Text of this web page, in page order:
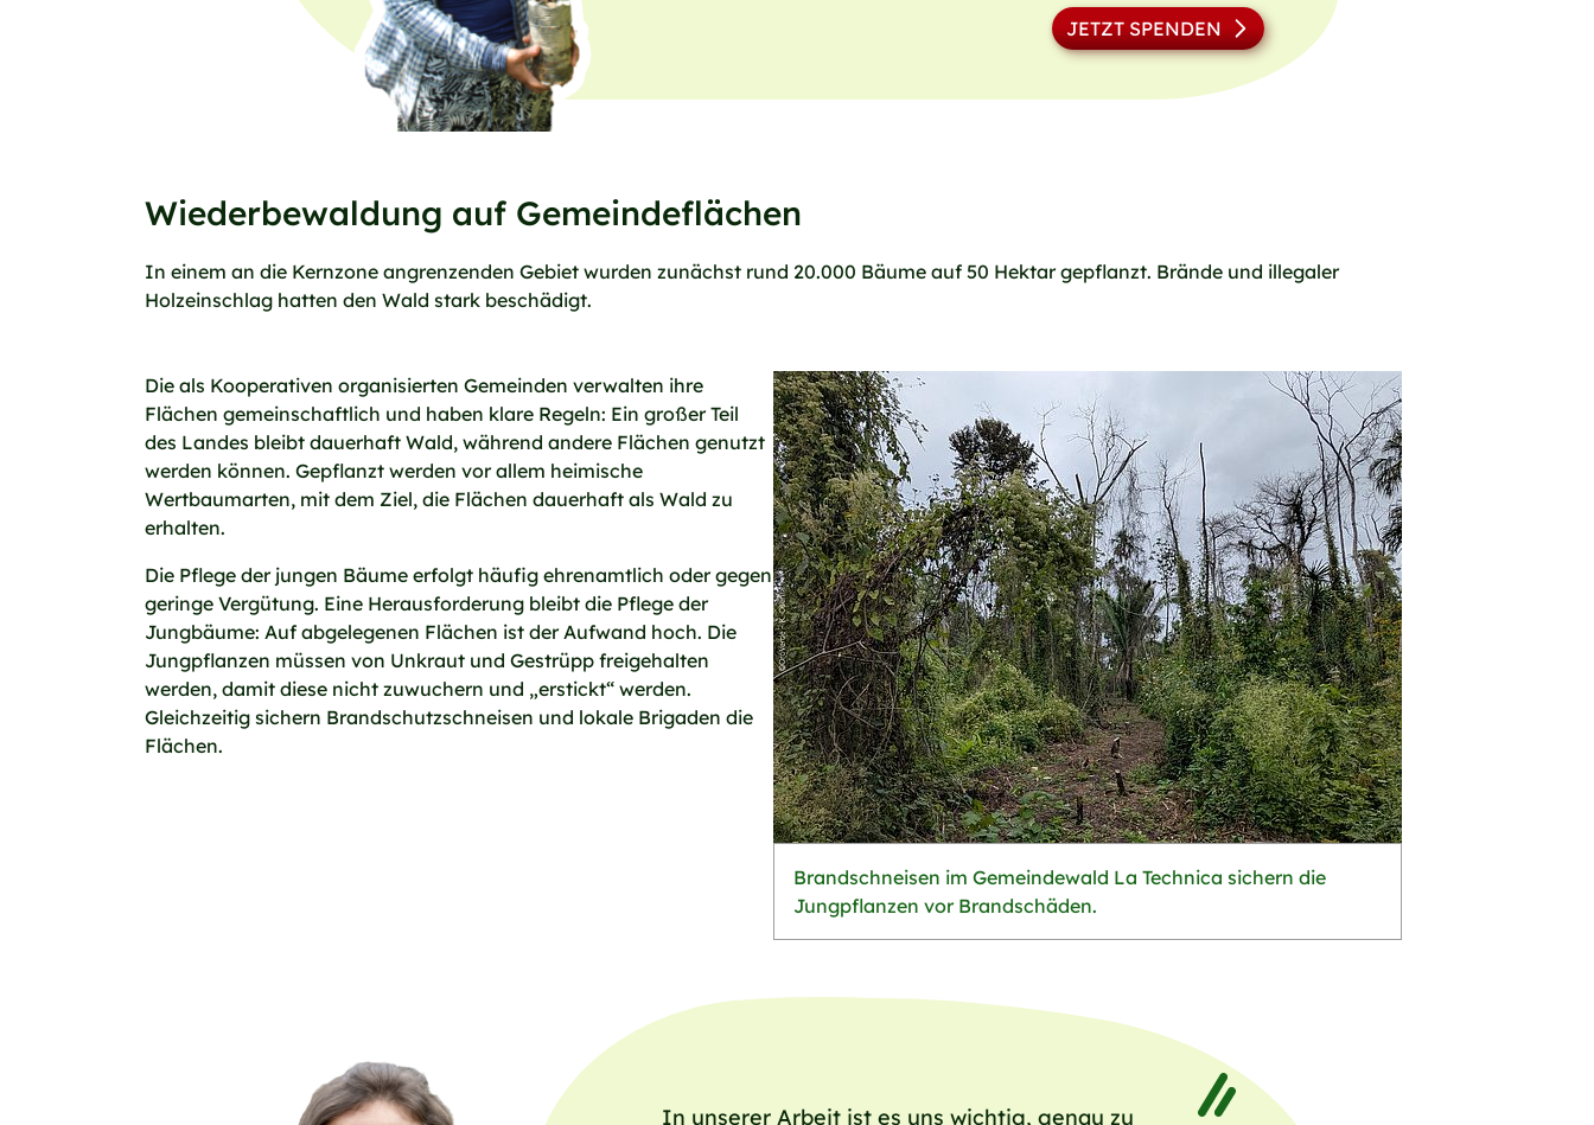
JETZT SPENDEN
Wiederbewaldung auf Gemeindeflächen
In einem an die Kernzone angrenzenden Gebiet wurden zunächst rund 20.000 Bäume auf 50 Hektar gepflanzt. Brände und illegaler
Holzeinschlag hatten den Wald stark beschädigt.
Brandschneisen im Gemeindewald La Technica sichern die
Jungpflanzen vor Brandschäden.
Die als Kooperativen organisierten Gemeinden verwalten ihre
Flächen gemeinschaftlich und haben klare Regeln: Ein großer Teil
des Landes bleibt dauerhaft Wald, während andere Flächen genutzt
werden können. Gepflanzt werden vor allem heimische
Wertbaumarten, mit dem Ziel, die Flächen dauerhaft als Wald zu
erhalten.
Die Pflege der jungen Bäume erfolgt häufig ehrenamtlich oder gegen
geringe Vergütung. Eine Herausforderung bleibt die Pflege der
Jungbäume: Auf abgelegenen Flächen ist der Aufwand hoch. Die
Jungpflanzen müssen von Unkraut und Gestrüpp freigehalten
werden, damit diese nicht zuwuchern und „erstickt“ werden.
Gleichzeitig sichern Brandschutzschneisen und lokale Brigaden die
Flächen.
In unserer Arbeit ist es uns wichtig, genau zu